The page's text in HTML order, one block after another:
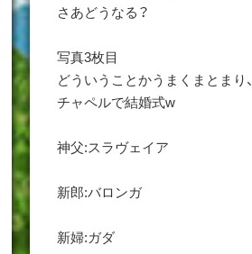
さあどうなる？
写真3枚目
どういうことかうまくまとまり、
チャペルで結婚式w
神父:スラヴェイア
新郎:バロンガ
新婦:ガダ